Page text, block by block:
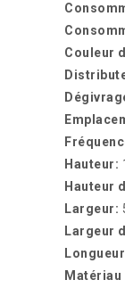
Couleur
Hauteur:
Hauteur
Largeur:
Largeur